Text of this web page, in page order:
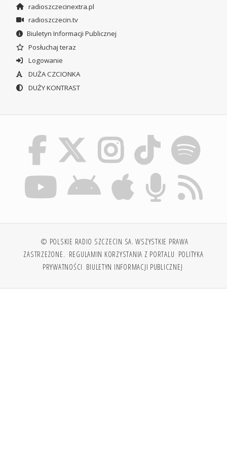
radioszczecinextra.pl
radioszczecin.tv
Biuletyn Informacji Publicznej
Posłuchaj teraz
Logowanie
DUŻA CZCIONKA
DUŻY KONTRAST
© POLSKIE RADIO SZCZECIN SA. WSZYSTKIE PRAWA
ZASTRZEŻONE. REGULAMIN KORZYSTANIA Z PORTALU POLITYKA
PRYWATNOŚCI BIULETYN INFORMACJI PUBLICZNEJ